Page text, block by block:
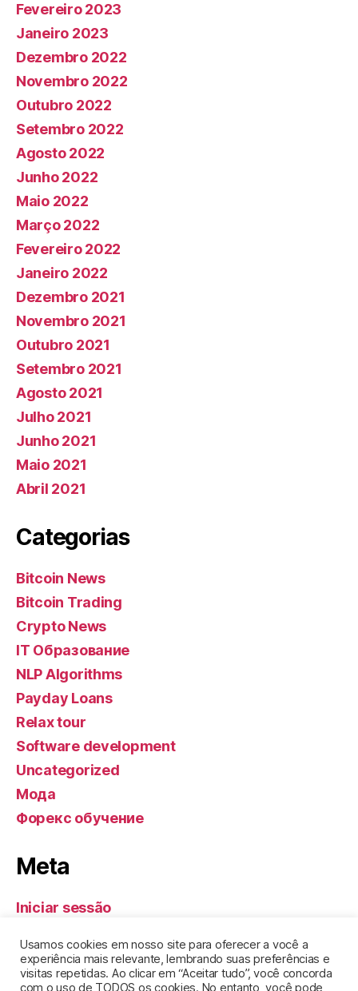
Fevereiro 2023
Janeiro 2023
Dezembro 2022
Novembro 2022
Outubro 2022
Setembro 2022
Agosto 2022
Junho 2022
Maio 2022
Março 2022
Fevereiro 2022
Janeiro 2022
Dezembro 2021
Novembro 2021
Outubro 2021
Setembro 2021
Agosto 2021
Julho 2021
Junho 2021
Maio 2021
Abril 2021
Categorias
Bitcoin News
Bitcoin Trading
Crypto News
IT Образование
NLP Algorithms
Payday Loans
Relax tour
Software development
Uncategorized
Мода
Форекс обучение
Meta
Iniciar sessão
Feed de comentários
WordPress.org
Usamos cookies em nosso site para oferecer a você a
experiência mais relevante, lembrando suas preferências e
visitas repetidas. Ao clicar em “Aceitar tudo”, você concorda
com o uso de TODOS os cookies. No entanto, você pode